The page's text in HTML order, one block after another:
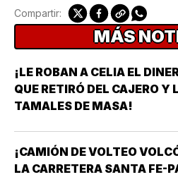
Compartir:
MÁS
¡LE ROBAN A CELIA EL
QUE RETIRÓ DEL CAJERO Y
TAMALES DE MASA!
¡CAMIÓN DE VOLTEO
LA CARRETERA SANTA FE-